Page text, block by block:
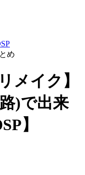
め
メイク】
)で出来
】